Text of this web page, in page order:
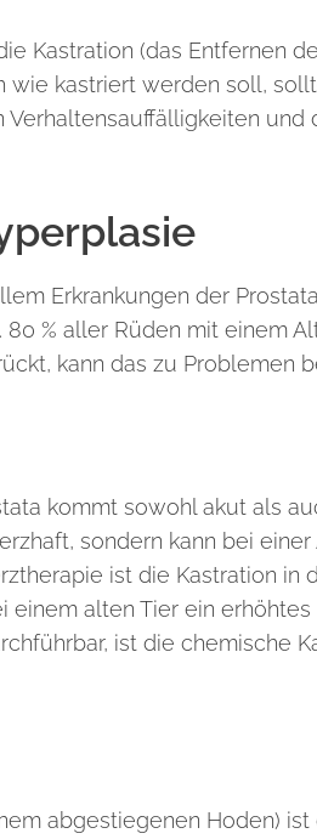
Kastration (das Entfernen
wie kastriert werden soll,
Erkrankungen der
% aller Rüden mit einem
kann das zu Problemen
kommt sowohl akut als
sondern kann bei
ist die Kastration in
einem alten Tier ein
ist die chemische
abgestiegenen Hoden)